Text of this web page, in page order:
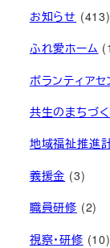
お知らせ (413)
ふれ愛ホーム
ボランティアセ
共生のまちづ
地域福祉推進
義援金 (3)
職員研修 (2)
視察・研修 (10)